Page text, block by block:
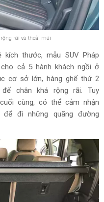
rãi và thoải mái
kích thước, mẫu SUV Pháp
cho cả 5 hành khách ngồi ở
cơ sở lớn, hàng ghế thứ 2